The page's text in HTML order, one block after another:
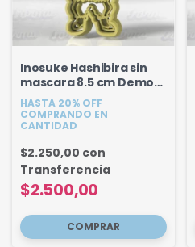
Inosuke Hashibira sin
mascara 8.5 cm Demon
Slayer
HASTA 20% OFF
COMPRANDO EN
CANTIDAD
$2.500,00
$2.250,00 con
Transferencia